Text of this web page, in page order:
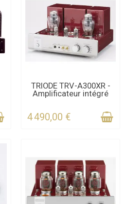
DERNIERS ARTICLES EN
STOCK
TRIODE TRV-A300XR -
Amplificateur intégré
4 490,00 €